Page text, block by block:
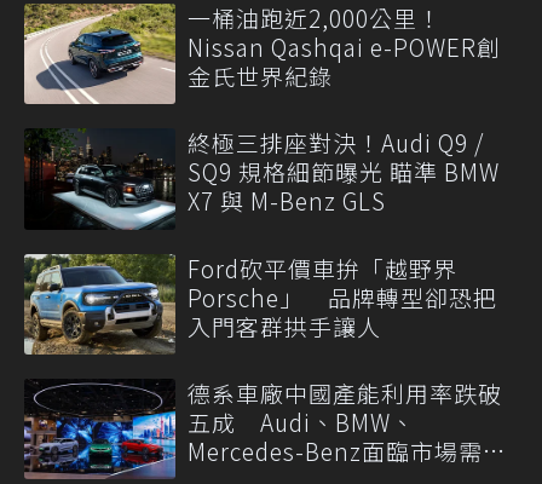
一桶油跑近2,000公里！
Nissan Qashqai e-POWER創
金氏世界紀錄
終極三排座對決！Audi Q9 /
SQ9 規格細節曝光 瞄準 BMW
X7 與 M-Benz GLS
Ford砍平價車拚「越野界
Porsche」 品牌轉型卻恐把
入門客群拱手讓人
德系車廠中國產能利用率跌破
五成 Audi、BMW、
Mercedes-Benz面臨市場需求